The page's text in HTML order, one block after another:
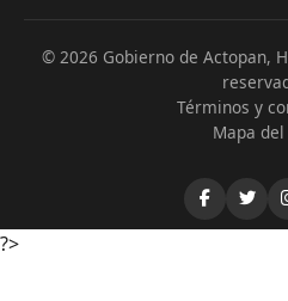
© 2026 Gobierno de Actopan,
Términos y
Mapa
?>